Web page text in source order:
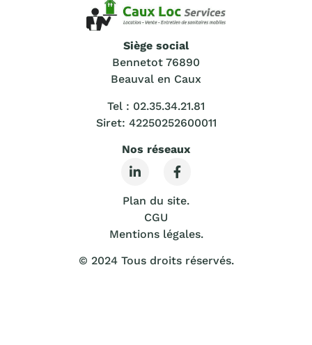
Siège social
Bennetot 76890
Beauval en Caux
Tel : 02.35.34.21.81
Siret: 42250252600011
Nos réseaux
Plan du site.
CGU
Mentions légales.
© 2024 Tous droits réservés.